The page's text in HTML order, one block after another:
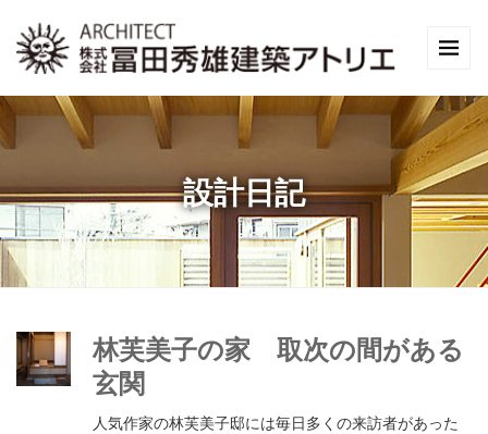
設計日記
林芙美子の家 取次の間がある
玄関
人気作家の林芙美子邸には毎日多くの来訪者があった